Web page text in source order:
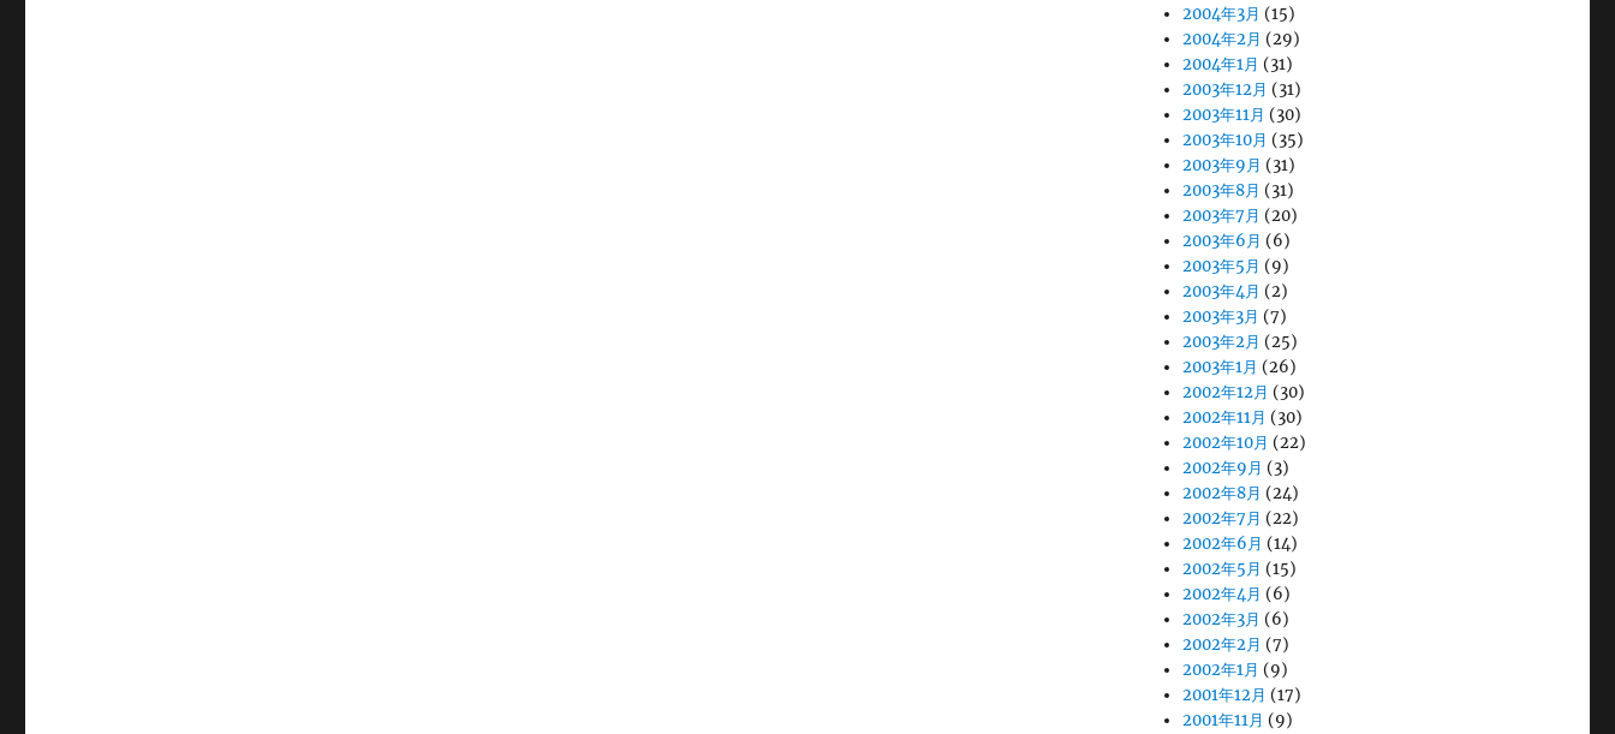
2004年3月 (15)
2004年2月 (29)
2004年1月 (31)
2003年12月 (31)
2003年11月 (30)
2003年10月 (35)
2003年9月 (31)
2003年8月 (31)
2003年7月 (20)
2003年6月 (6)
2003年5月 (9)
2003年4月 (2)
2003年3月 (7)
2003年2月 (25)
2003年1月 (26)
2002年12月 (30)
2002年11月 (30)
2002年10月 (22)
2002年9月 (3)
2002年8月 (24)
2002年7月 (22)
2002年6月 (14)
2002年5月 (15)
2002年4月 (6)
2002年3月 (6)
2002年2月 (7)
2002年1月 (9)
2001年12月 (17)
2001年11月 (9)